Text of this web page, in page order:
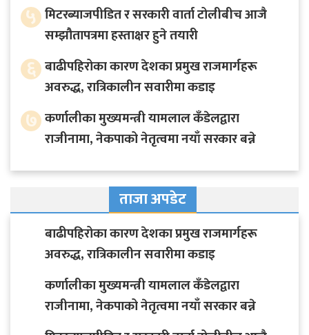
५ मिटरब्याजपीडित र सरकारी वार्ता टोलीबीच आजै
सम्झौतापत्रमा हस्ताक्षर हुने तयारी
६ बाढीपहिरोका कारण देशका प्रमुख राजमार्गहरू
अवरुद्ध, रात्रिकालीन सवारीमा कडाइ
७ कर्णालीका मुख्यमन्त्री यामलाल कँडेलद्वारा
राजीनामा, नेकपाको नेतृत्वमा नयाँ सरकार बन्ने
ताजा अपडेट
बाढीपहिरोका कारण देशका प्रमुख राजमार्गहरू
अवरुद्ध, रात्रिकालीन सवारीमा कडाइ
कर्णालीका मुख्यमन्त्री यामलाल कँडेलद्वारा
राजीनामा, नेकपाको नेतृत्वमा नयाँ सरकार बन्ने